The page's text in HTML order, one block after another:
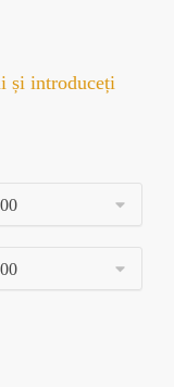
și introduceți